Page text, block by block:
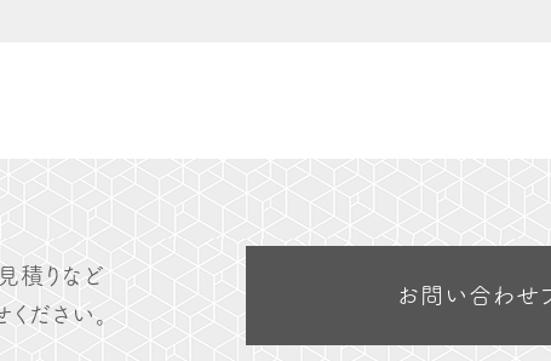
積りなど
ださい。
お問い合わせ